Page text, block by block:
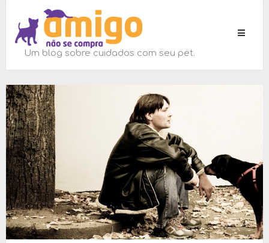
Toggle
Um blog sobre cuidados com seu pet.